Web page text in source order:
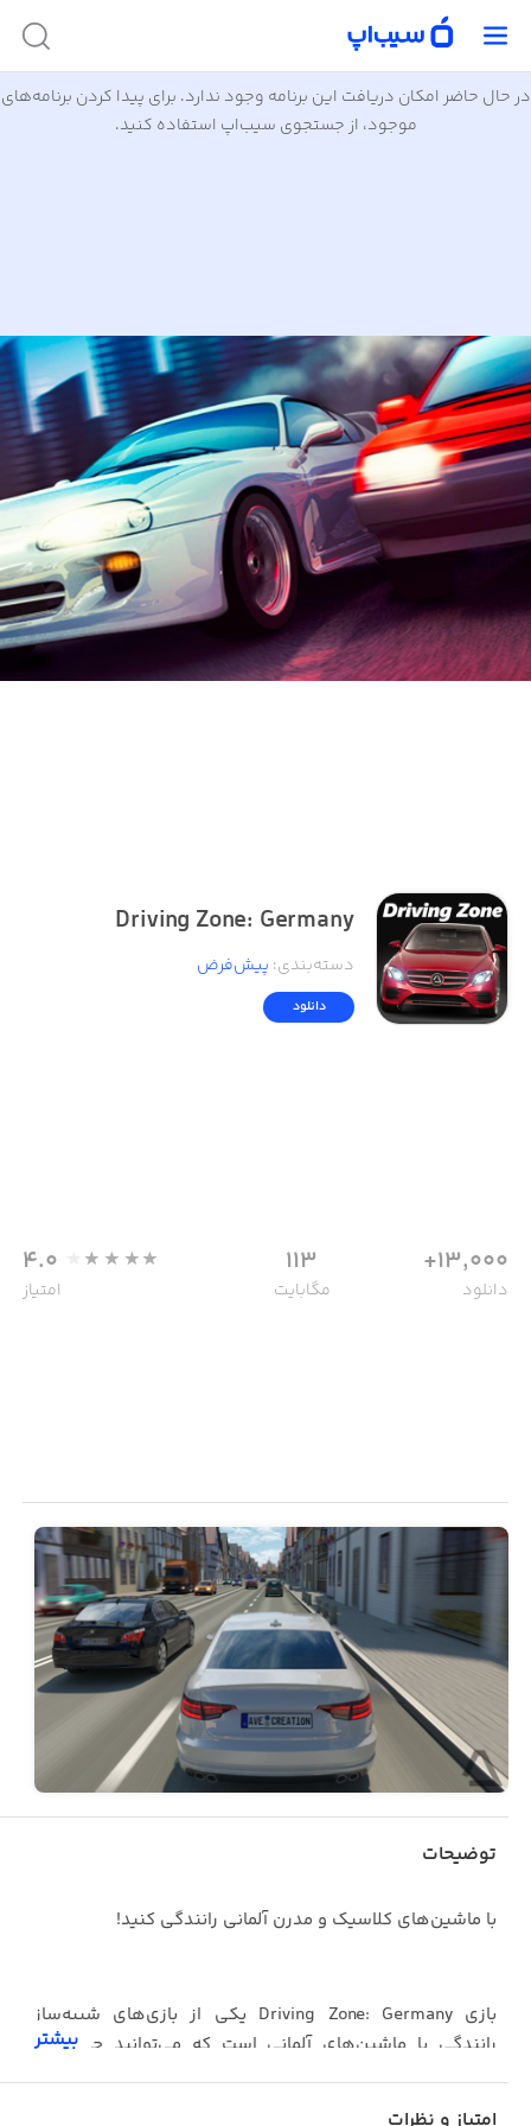
در حال حاضر امکان دریافت این برنامه وجود ندارد. برای پیدا کردن برنامه‌های
موجود، از جستجوی سیب‌اپ استفاده کنید.
Driving Zone: Germany
دسته‌بندی: پیش‌فرض
دانلود
13,000+
دانلود
113
مگابایت
4.0
امتیاز
توضیحات
با ماشین‌های کلاسیک و مدرن آلمانی رانندگی کنید!
بازی Driving Zone: Germany یکی از بازی‌های شبیه‌ساز
رانندگی با ماشین‌های آلمانی است که می‌توانید حالت‌های
بیشتر